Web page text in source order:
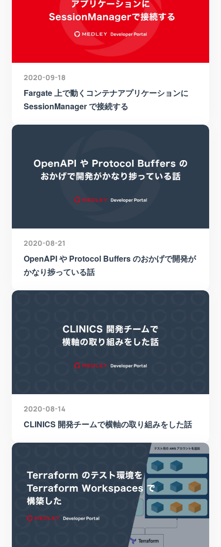
2020-09-18
Fargate 上で動くコンテナアプリケーションに
SessionManager で接続する
2020-08-21
OpenAPI や Protocol Buffers のおかげで開発が
かなり捗っている話
2020-08-14
CLINICS 開発チームで横軸の取り組みをした話